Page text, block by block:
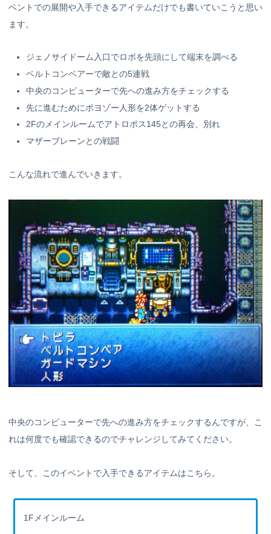
ベントでの展開や入手できるアイテムだけでも書いていこうと思い
ます。
ジェノサイドーム入口でロボを先頭にして端末を調べる
ベルトコンベアーで敵との5連戦
中央のコンピューターで先への進み方をチェックする
先に進むためにポヨゾー人形を2体ゲットする
2Fのメインルームでアトロポス145との再会、別れ
マザーブレーンとの戦闘
こんな流れで進んでいきます。
中央のコンピューターで先への進み方をチェックするんですが、こ
れは何度でも確認できるのでチャレンジしてみてください。
そして、このイベントで入手できるアイテムはこちら。
1Fメインルーム